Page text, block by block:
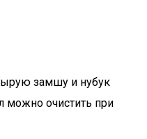
замшу и нубук
можно очистить при